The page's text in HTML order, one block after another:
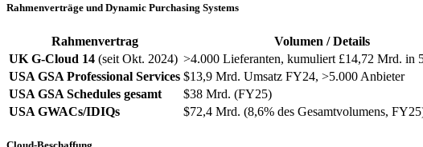
Rahmenverträge und Dynamic Purchasing Systems
Rahmenvertrag Volumen / Details
UK G-Cloud 14 (seit Okt. 2024) >4.000 Lieferanten, kumuliert £14,72 Mrd. in
USA GSA Professional Services $13,9 Mrd. Umsatz FY24, >5.000 Anbieter
USA GSA Schedules gesamt
$38 Mrd. (FY25)
USA GWACs/IDIQs
$72,4 Mrd. (8,6% des Gesamtvolumens,